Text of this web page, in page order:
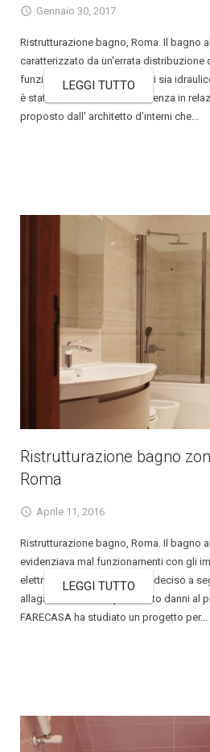
Gennaio 30, 2017
Ristrutturazione bagno, Roma. Il bagno
caratterizzato da un'errata distribuzione
funzionamento degli impianti sia
è stato deciso dalla committenza in
proposto dall' architetto d'interni che...
LEGGI TUTTO
Ristrutturazione bagno
Roma
Aprile 11, 2016
Ristrutturazione bagno, Roma. Il bagno
evidenziava mal funzionamenti con gli
elettrico. L'intervento è stato deciso a
allagamento che ha provocato danni al
FARECASA ha studiato un progetto per...
LEGGI TUTTO